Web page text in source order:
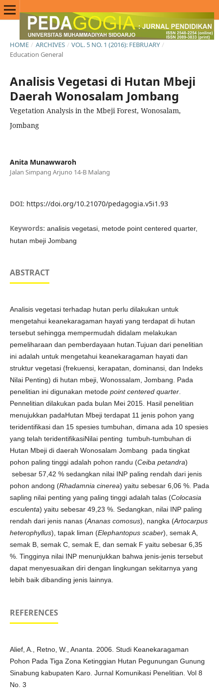
HOME / ARCHIVES / VOL. 5 NO. 1 (2016): FEBRUARY /
Education General
Analisis Vegetasi di Hutan Mbeji
Daerah Wonosalam Jombang
Vegetation Analysis in the Mbeji Forest, Wonosalam,
Jombang
Anita Munawwaroh
Jalan Simpang Arjuno 14-B Malang
DOI: https://doi.org/10.21070/pedagogia.v5i1.93
Keywords: analisis vegetasi, metode point centered quarter,
hutan mbeji Jombang
ABSTRACT
Analisis vegetasi terhadap hutan perlu dilakukan untuk
mengetahui keanekaragaman hayati yang terdapat di hutan
tersebut sehingga mempermudah didalam melakukan
pemeliharaan dan pemberdayaan hutan.Tujuan dari penelitian
ini adalah untuk mengetahui keanekaragaman hayati dan
struktur vegetasi (frekuensi, kerapatan, dominansi, dan Indeks
Nilai Penting) di hutan mbeji, Wonossalam, Jombang. Pada
penelitian ini digunakan metode point centered quarter.
Pennelitian dilakukan pada bulan Mei 2015. Hasil penelitian
menujukkan padaHutan Mbeji terdapat 11 jenis pohon yang
teridentifikasi dan 15 spesies tumbuhan, dimana ada 10 spesies
yang telah teridentifikasiNilai penting tumbuh-tumbuhan di
Hutan Mbeji di daerah Wonosalam Jombang pada tingkat
pohon paling tinggi adalah pohon randu (Ceiba petandra)
sebesar 57,42 % sedangkan nilai INP paling rendah dari jenis
pohon andong (Rhadamnia cinerea) yaitu sebesar 6,06 %. Pada
sapling nilai penting yang paling tinggi adalah talas (Colocasia
esculenta) yaitu sebesar 49,23 %. Sedangkan, nilai INP paling
rendah dari jenis nanas (Ananas comosus), nangka (Artocarpus
heterophyllus), tapak liman (Elephantopus scaber), semak A,
semak B, semak C, semak E, dan semak F yaitu sebesar 6,35
%. Tingginya nilai INP menunjukkan bahwa jenis-jenis tersebut
dapat menyesuaikan diri dengan lingkungan sekitarnya yang
lebih baik dibanding jenis lainnya.
REFERENCES
Alief, A., Retno, W., Ananta. 2006. Studi Keanekaragaman
Pohon Pada Tiga Zona Ketinggian Hutan Pegunungan Gunung
Sinabung kabupaten Karo. Jurnal Komunikasi Penelitian. Vol 8
No. 3